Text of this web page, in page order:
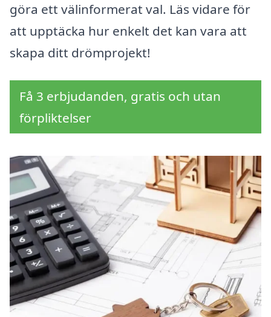
göra ett välinformerat val. Läs vidare för
att upptäcka hur enkelt det kan vara att
skapa ditt drömprojekt!
Få 3 erbjudanden, gratis och utan
förpliktelser